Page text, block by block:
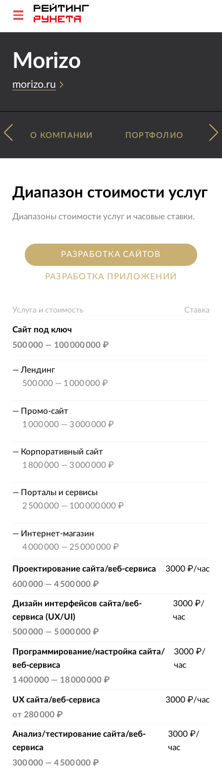
Morizo
morizo.ru
О КОМПАНИИ ПОРТФОЛИО
Диапазон стоимости услуг
Диапазоны стоимости услуг и часовые ставки.
РАЗРАБОТКА САЙТОВ
РАЗРАБОТКА ПРИЛОЖЕНИЙ
Услуга и стоимость Ставка
Сайт под ключ
500 000— 100 000 000 ₽
— Лендинг
500 000— 1 000 000 ₽
— Промо-сайт
1 000 000— 3 000 000 ₽
— Корпоративный сайт
1 800 000— 3 000 000 ₽
— Порталы и сервисы
2 500 000— 100 000 000 ₽
— Интернет-магазин
4 000 000— 25 000 000 ₽
Проектирование сайта/веб-сервиса
3000 ₽/час
600 000— 4 500 000 ₽
Дизайн интерфейсов сайта/веб-
сервиса (UX/UI)
3000 ₽/
час
500 000— 5 000 000 ₽
Программирование/настройка сайта/
веб-сервиса
3000 ₽/
час
1 400 000— 18 000 000 ₽
UX сайта/веб-сервиса
3000 ₽/час
от 280 000 ₽
Анализ/тестирование сайта/веб-
сервиса
3000 ₽/
час
300 000— 4 500 000 ₽